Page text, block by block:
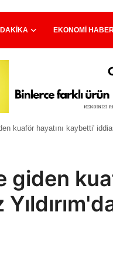
EKONOMI
kuaför hayatını kaybetti'
giden